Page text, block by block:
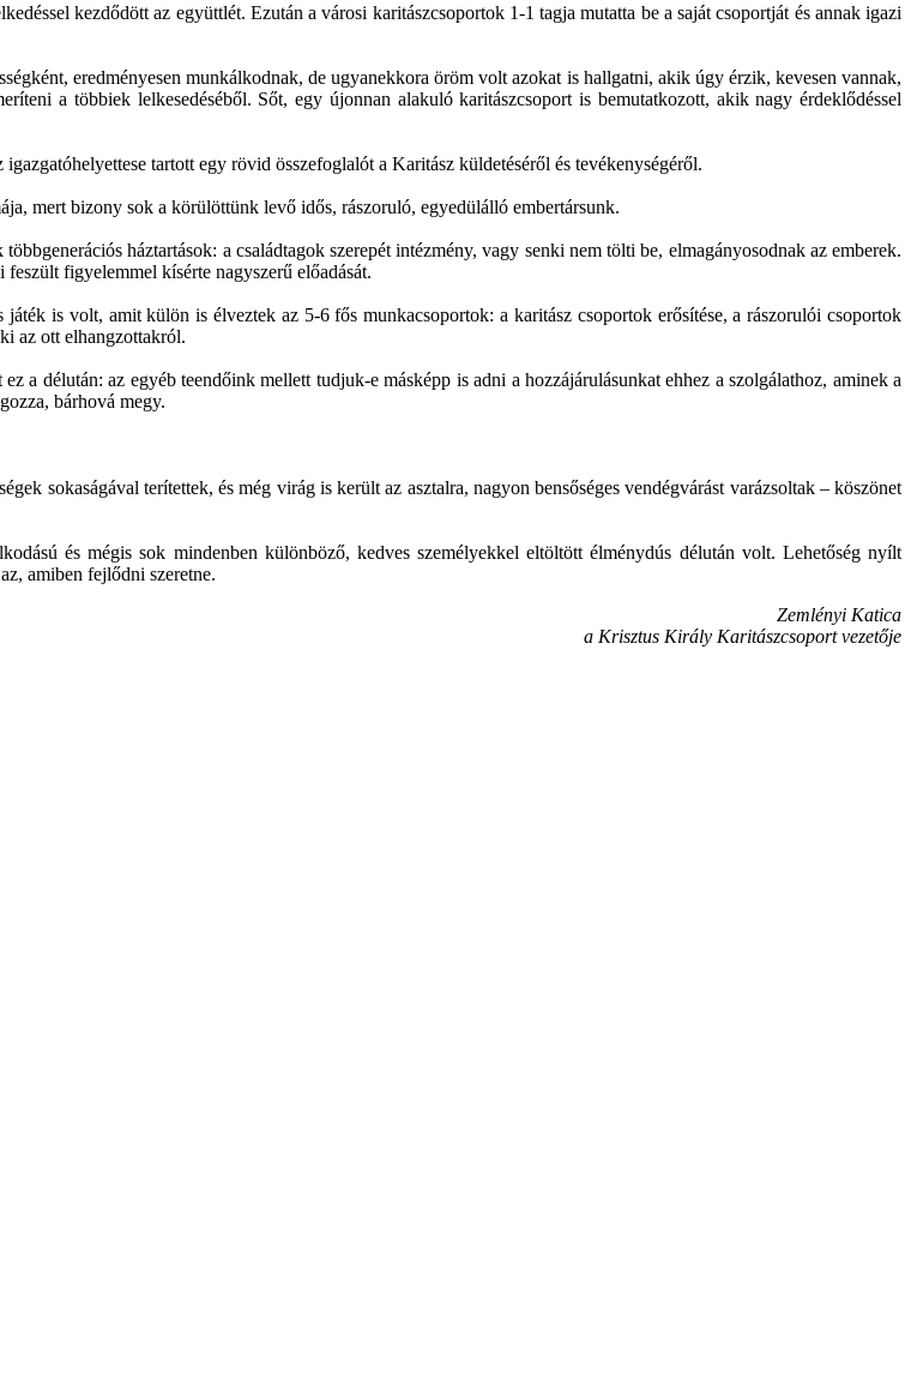
kezdődött az együttlét. Ezután a városi karitászcsoportok 1-1 tagja mutatta be a saját csoportját és annak igazi
eredményesen munkálkodnak, de ugyanekkora öröm volt azokat is hallgatni, akik úgy érzik, kevesen vannak,
a többiek lelkesedéséből. Sőt, egy újonnan alakuló karitászcsoport is bemutatkozott, akik nagy érdeklődéssel
tartott egy rövid összefoglalót a Karitász küldetéséről és tevékenységéről.
mert bizony sok a körülöttünk levő idős, rászoruló, egyedülálló embertársunk.
háztartások: a családtagok szerepét intézmény, vagy senki nem tölti be, elmagányosodnak az emberek.
figyelemmel kísérte nagyszerű előadását.
is volt, amit külön is élveztek az 5-6 fős munkacsoportok: a karitász csoportok erősítése, a rászorulói csoportok
az ott elhangzottakról.
a délután: az egyéb teendőink mellett tudjuk-e másképp is adni a hozzájárulásunkat ehhez a szolgálathoz, aminek a
bárhová megy.
sokaságával terítettek, és még virág is került az asztalra, nagyon bensőséges vendégvárást varázsoltak – köszönet
és mégis sok mindenben különböző, kedves személyekkel eltöltött élménydús délután volt. Lehetőség nyílt
amiben fejlődni szeretne.
Zemlényi Katica
a Krisztus Király Karitászcsoport vezetője